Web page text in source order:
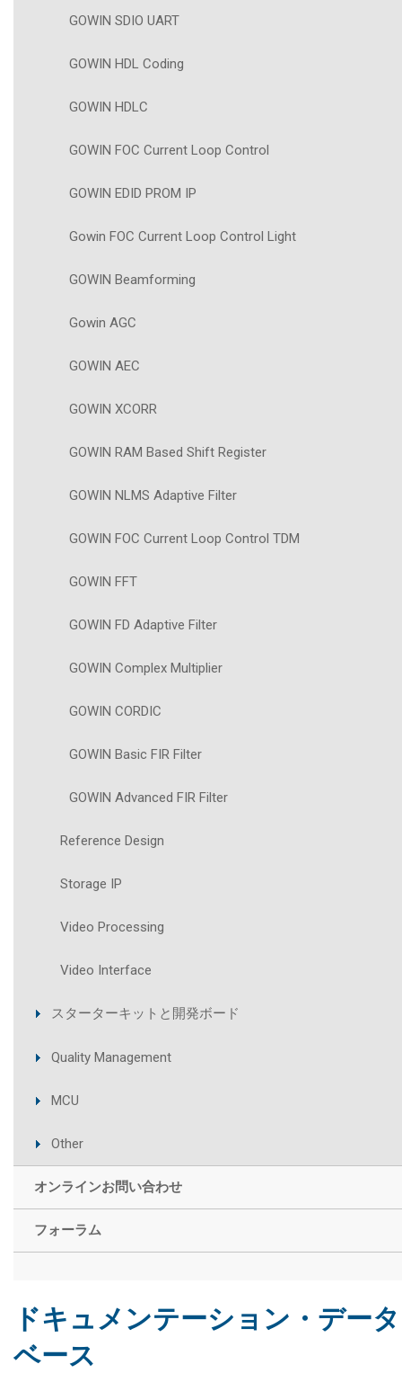
GOWIN SDIO UART
GOWIN HDL Coding
GOWIN HDLC
GOWIN FOC Current Loop Control
GOWIN EDID PROM IP
Gowin FOC Current Loop Control Light
GOWIN Beamforming
Gowin AGC
GOWIN AEC
GOWIN XCORR
GOWIN RAM Based Shift Register
GOWIN NLMS Adaptive Filter
GOWIN FOC Current Loop Control TDM
GOWIN FFT
GOWIN FD Adaptive Filter
GOWIN Complex Multiplier
GOWIN CORDIC
GOWIN Basic FIR Filter
GOWIN Advanced FIR Filter
Reference Design
Storage IP
Video Processing
Video Interface
スターターキットと開発ボード
Quality Management
MCU
Other
オンラインお問い合わせ
フォーラム
ドキュメンテーション・データ
ベース